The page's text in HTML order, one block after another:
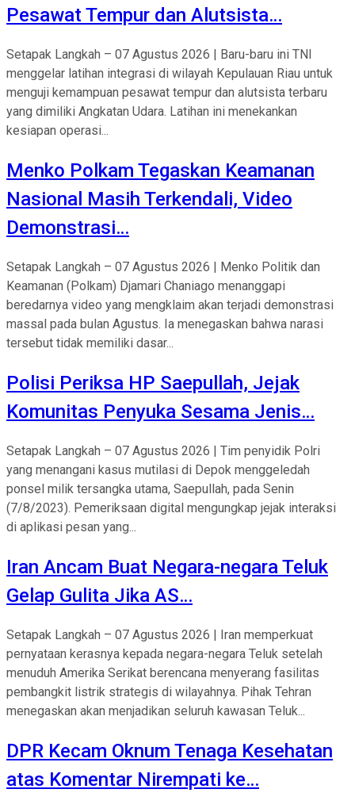
Pesawat Tempur dan Alutsista…
Setapak Langkah – 07 Agustus 2026 | Baru-baru ini TNI
menggelar latihan integrasi di wilayah Kepulauan Riau untuk
menguji kemampuan pesawat tempur dan alutsista terbaru
yang dimiliki Angkatan Udara. Latihan ini menekankan
kesiapan operasi...
Menko Polkam Tegaskan Keamanan
Nasional Masih Terkendali, Video
Demonstrasi…
Setapak Langkah – 07 Agustus 2026 | Menko Politik dan
Keamanan (Polkam) Djamari Chaniago menanggapi
beredarnya video yang mengklaim akan terjadi demonstrasi
massal pada bulan Agustus. Ia menegaskan bahwa narasi
tersebut tidak memiliki dasar...
Polisi Periksa HP Saepullah, Jejak
Komunitas Penyuka Sesama Jenis…
Setapak Langkah – 07 Agustus 2026 | Tim penyidik Polri
yang menangani kasus mutilasi di Depok menggeledah
ponsel milik tersangka utama, Saepullah, pada Senin
(7/8/2023). Pemeriksaan digital mengungkap jejak interaksi
di aplikasi pesan yang...
Iran Ancam Buat Negara-negara Teluk
Gelap Gulita Jika AS…
Setapak Langkah – 07 Agustus 2026 | Iran memperkuat
pernyataan kerasnya kepada negara-negara Teluk setelah
menuduh Amerika Serikat berencana menyerang fasilitas
pembangkit listrik strategis di wilayahnya. Pihak Tehran
menegaskan akan menjadikan seluruh kawasan Teluk...
DPR Kecam Oknum Tenaga Kesehatan
atas Komentar Nirempati ke…